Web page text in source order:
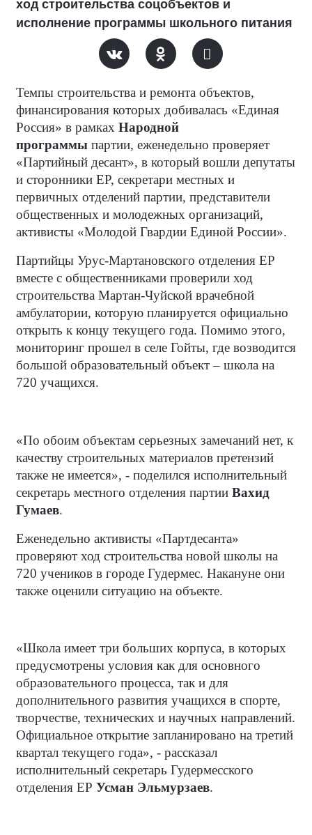
ход строительства соцобъектов и
исполнение программы школьного питания
Темпы строительства и ремонта объектов,
финансирования которых добивалась «Единая
Россия» в рамках Народной
программы партии, еженедельно проверяет
«Партийный десант», в который вошли депутаты
и сторонники ЕР, секретари местных и
первичных отделений партии, представители
общественных и молодежных организаций,
активисты «Молодой Гвардии Единой России».
Партийцы Урус-Мартановского отделения ЕР
вместе с общественниками проверили ход
строительства Мартан-Чуйской врачебной
амбулатории, которую планируется официально
открыть к концу текущего года. Помимо этого,
мониторинг прошел в селе Гойты, где возводится
большой образовательный объект – школа на
720 учащихся.
«По обоим объектам серьезных замечаний нет, к
качеству строительных материалов претензий
также не имеется», - поделился исполнительный
секретарь местного отделения партии Вахид
Гумаев.
Еженедельно активисты «Партдесанта»
проверяют ход строительства новой школы на
720 учеников в городе Гудермес. Накануне они
также оценили ситуацию на объекте.
«Школа имеет три больших корпуса, в которых
предусмотрены условия как для основного
образовательного процесса, так и для
дополнительного развития учащихся в спорте,
творчестве, технических и научных направлений.
Официальное открытие запланировано на третий
квартал текущего года», - рассказал
исполнительный секретарь Гудермесского
отделения ЕР Усман Эльмурзаев.